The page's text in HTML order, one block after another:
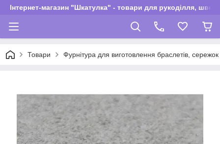
Інтернет-магазин "Шкатулка" - товари для рукоділля,
Товари Фурнітура для виготовлення браслетів,